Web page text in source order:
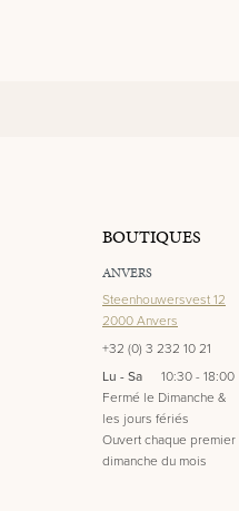
BOUTIQUES
ANVERS
Steenhouwersvest 12
2000 Anvers
+32 (0) 3 232 10 21
Lu - Sa
10:30 - 18:00
Fermé le Dimanche &
les jours fériés
Ouvert chaque premier
dimanche du mois